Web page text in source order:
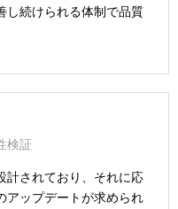
し続けられる体制で品質
検証
計されており、それに応
アップデートが求められ